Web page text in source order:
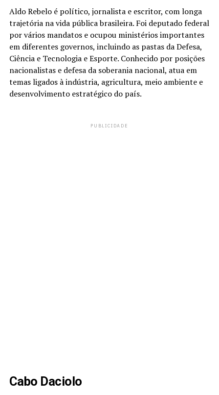
Aldo Rebelo é político, jornalista e escritor, com longa
trajetória na vida pública brasileira. Foi deputado federal
por vários mandatos e ocupou ministérios importantes
em diferentes governos, incluindo as pastas da Defesa,
Ciência e Tecnologia e Esporte. Conhecido por posições
nacionalistas e defesa da soberania nacional, atua em
temas ligados à indústria, agricultura, meio ambiente e
desenvolvimento estratégico do país.
PUBLICIDADE
Cabo Daciolo